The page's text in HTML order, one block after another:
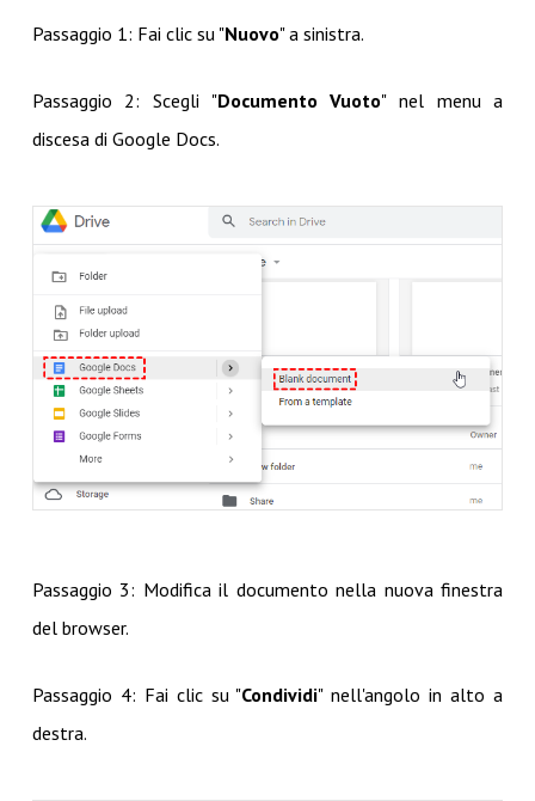
Passaggio 1: Fai clic su "Nuovo" a sinistra.
Passaggio 2: Scegli "Documento Vuoto" nel menu a
discesa di Google Docs.
Passaggio 3: Modifica il documento nella nuova finestra
del browser.
Passaggio 4: Fai clic su "Condividi" nell'angolo in alto a
destra.